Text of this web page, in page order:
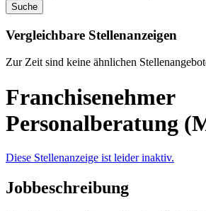
Suche
Vergleichbare Stellenanzeigen
Zur Zeit sind keine ähnlichen
Franchisenehmer
Personalberatung
Diese Stellenanzeige ist leider inaktiv.
Jobbeschreibung